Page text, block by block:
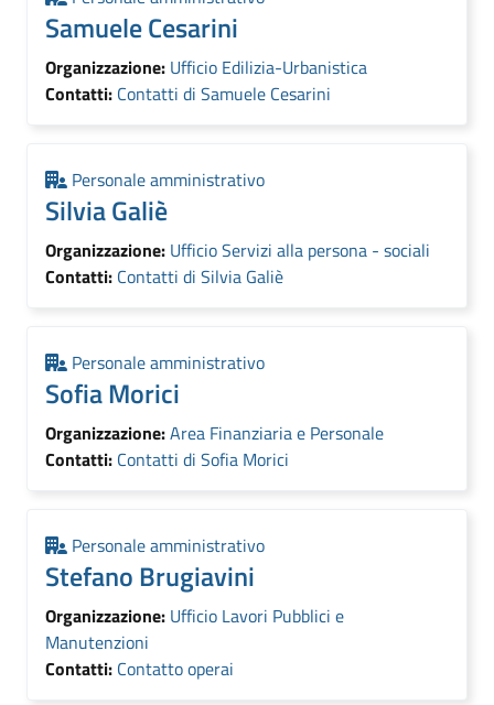
Samuele Cesarini
Organizzazione: Ufficio Edilizia-Urbanistica
Contatti: Contatti di Samuele Cesarini
Personale amministrativo
Silvia Galiè
Organizzazione: Ufficio Servizi alla persona - sociali
Contatti: Contatti di Silvia Galiè
Personale amministrativo
Sofia Morici
Organizzazione:Area Finanziaria e Personale
Contatti: Contatti di Sofia Morici
Personale amministrativo
Stefano Brugiavini
Organizzazione: Ufficio Lavori Pubblici e
Manutenzioni
Contatti: Contatto operai